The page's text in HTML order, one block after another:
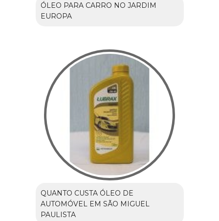
ÓLEO PARA CARRO NO JARDIM
EUROPA
QUANTO CUSTA ÓLEO DE
AUTOMÓVEL EM SÃO MIGUEL
PAULISTA